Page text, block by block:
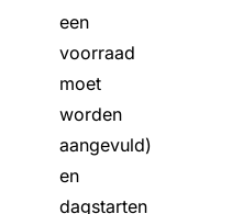
een
voorraad
moet
worden
aangevuld)
en
dagstarten